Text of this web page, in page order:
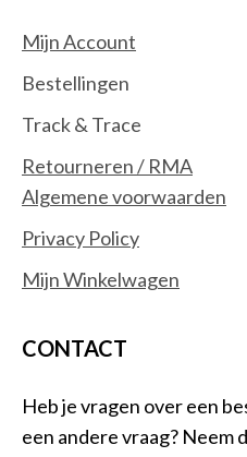
Mijn Account
Bestellingen
Track & Trace
Retourneren / RMA
Algemene voorwaarden
Privacy Policy
Mijn Winkelwagen
CONTACT
Heb je vragen over een
een andere vraag? Neem